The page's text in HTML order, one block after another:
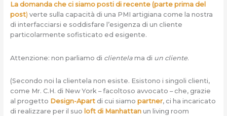
La domanda che ci siamo posti di recente (parte prima del
post) verte sulla capacità di una PMI artigiana come la nostra
di interfacciarsi e soddisfare l’esigenza di un cliente
particolarmente sofisticato ed esigente.
Attenzione: non parliamo di clientelama di un cliente.
(Secondo noi la clientela non esiste. Esistono i singoli clienti,
come Mr. C.H. di New York – facoltoso avvocato – che, grazie
al progetto Design-Apartdi cui siamo partner, ci ha incaricato
di realizzare per il suo loft di Manhattanun living room